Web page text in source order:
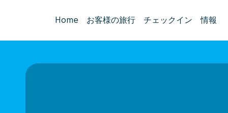
Home お客様の旅行 チェックイン 情報